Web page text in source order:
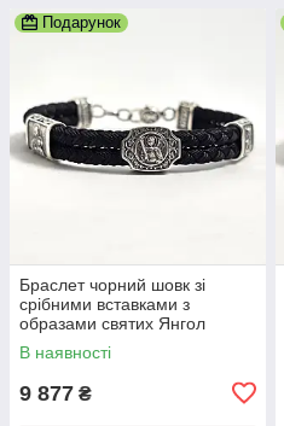
Подарунок
Браслет чорний шовк зі
срібними вставками з
образами святих Янгол
Охоронець
В наявності
9 877 ₴